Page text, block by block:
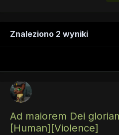
Znaleziono 2 wyniki
Ad maiorem Dei
[Human][Violence]